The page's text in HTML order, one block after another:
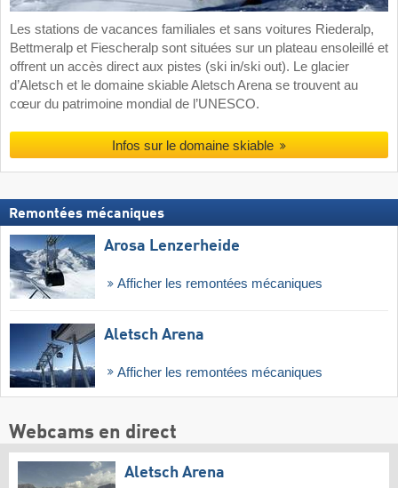
Les stations de vacances familiales et sans voitures Riederalp,
Bettmeralp et Fiescheralp sont situées sur un plateau ensoleillé et
offrent un accès direct aux pistes (ski in/ski out). Le glacier
d’Aletsch et le domaine skiable Aletsch Arena se trouvent au
cœur du patrimoine mondial de l’UNESCO.
Infos sur le domaine skiable
Remontées mécaniques
Arosa Lenzerheide
Afficher les remontées mécaniques
Aletsch Arena
Afficher les remontées mécaniques
Webcams en direct
Aletsch Arena